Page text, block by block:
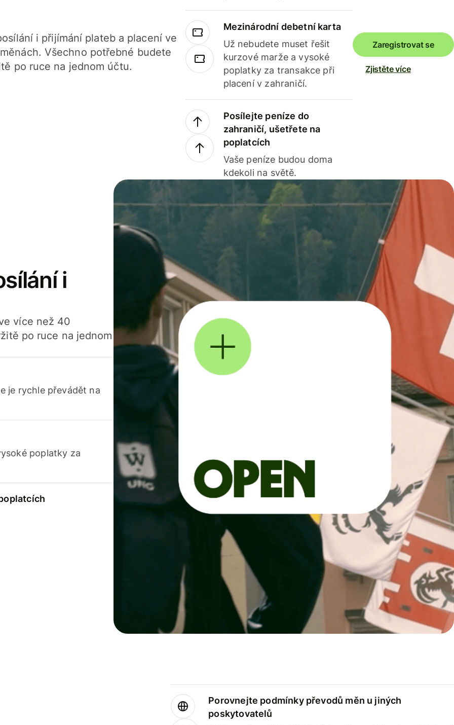
i přijímání plateb a placení ve
Všechno potřebné budete
po ruce na jednom účtu.
Mezinárodní debetní karta
Už nebudete muset řešit
kurzové marže a vysoké
poplatky za transakce při
placení v zahraničí.
Posílejte peníze do
zahraničí, ušetřete na
poplatcích
Vaše peníze budou doma
kdekoli na světě.
Zaregistrovat se
Zjistěte více
i
více než 40
po ruce na jednom
je rychle převádět na
poplatky za
Porovnejte podmínky převodů měn u jiných
poskytovatelů